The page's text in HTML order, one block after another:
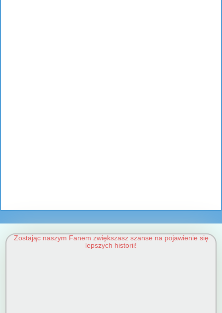
Zostając naszym Fanem zwiększasz szanse na pojawienie się
lepszych historii!